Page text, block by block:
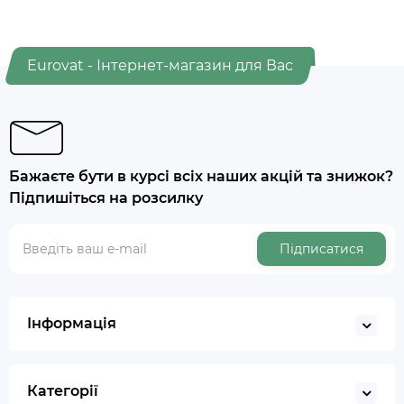
Eurovat - Інтернет-магазин для Вас
Бажаєте бути в курсі всіх наших акцій та знижок?
Підпишіться на розсилку
Підписатися
Інформація
Категорії